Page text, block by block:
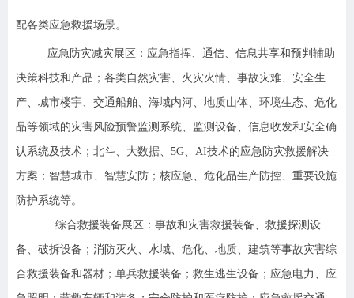
配各类应急救援场景。
应急防灾减灾展区： 应急指挥、通信、信息共享和预判辅助
决策科技和产品；各类自然灾害、火灾火情、事故灾难、安全生
产、城市楼宇、交通船舶、海域内河、地质山体、环境生态、危化
品等领域的灾害风险预警监测系统、监测设备、信息收发和安全确
认系统及技术；北斗、大数据、5G、AI技术的应急防灾救援解决
方案；智慧城市、智慧安防；核应急、危化品生产防控、重要设施
防护系统等。
综合救援装备展区： 事故和灾害救援装备、救援探测设
备、破拆设备；消防灭火、水域、危化、地质、建筑等事故灾害综
合救援装备和器材；单兵救援装备；救生逃生设备；应急电力、应